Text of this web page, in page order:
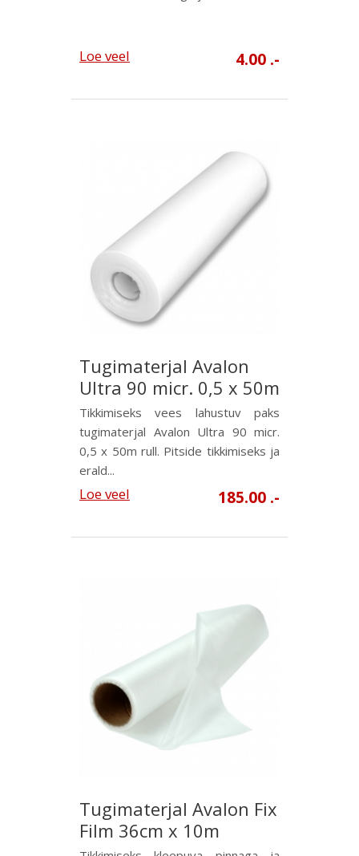
Loe veel 4.00 .-
Tugimaterjal Avalon
Ultra 90 micr. 0,5 x 50m
Tikkimiseks vees lahustuv paks
tugimaterjal Avalon Ultra 90 micr.
0,5 x 50m rull. Pitside tikkimiseks ja
erald...
Loe veel 185.00 .-
Tugimaterjal Avalon Fix
Film 36cm x 10m